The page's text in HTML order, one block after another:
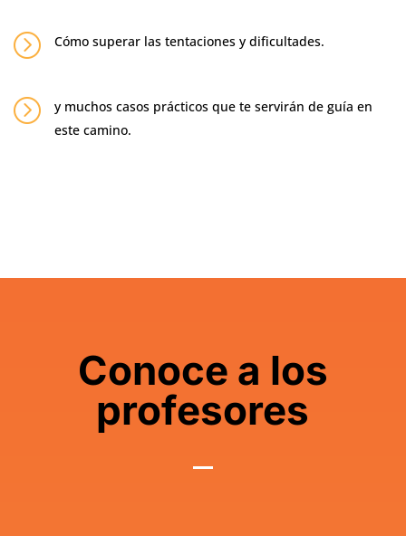
= Cómo superar las tentaciones y dificultades.
=
y muchos casos prácticos que te servirán de guía en
este camino.
Conoce a los
profesores